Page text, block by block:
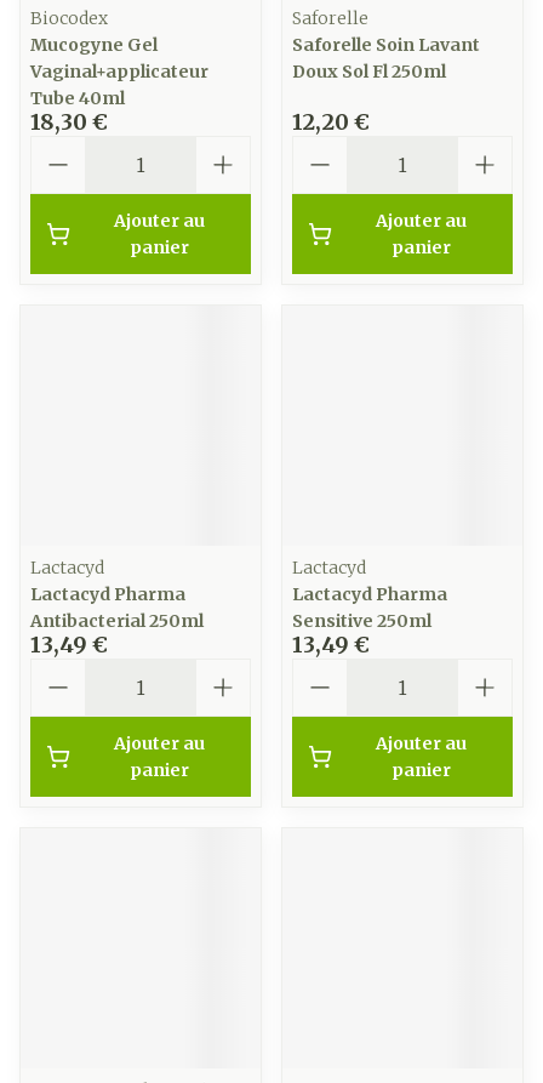
Biocodex
Mucogyne Gel
Vaginal+applicateur
Tube 40ml
18,30 €
Ajouter au
panier
Saforelle
Saforelle Soin Lavant
Doux Sol Fl 250ml
12,20 €
Ajouter au
panier
Lactacyd
Lactacyd Pharma
Antibacterial 250ml
13,49 €
Ajouter au
panier
Lactacyd
Lactacyd Pharma
Sensitive 250ml
13,49 €
Ajouter au
panier